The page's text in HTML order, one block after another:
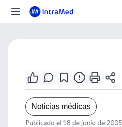
Noticias médicas
Publicado el 18 de junio de 2005